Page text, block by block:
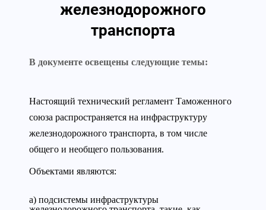
железнодорожного
транспорта
В документе освещены следующие темы:
Настоящий технический регламент Таможенного
союза распространяется на инфраструктуру
железнодорожного транспорта, в том числе
общего и необщего пользования.
Объектами являются:
а) подсистемы инфраструктуры